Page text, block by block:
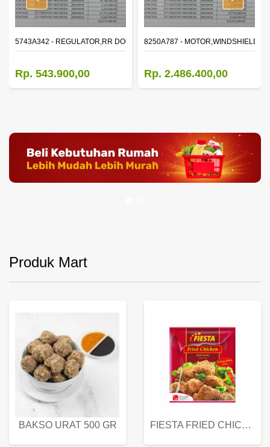
WINDOW,LH
5743A342 - REGULATOR,RR DOOR WINDOW,RH
Rp. 543.900,00
8250A787 - MOTOR,WINDSHIELD
Rp. 2.486.400,00
Produk Mart
BAKSO URAT 500 GR FIESTA FRIED CHICKEN 500 GR